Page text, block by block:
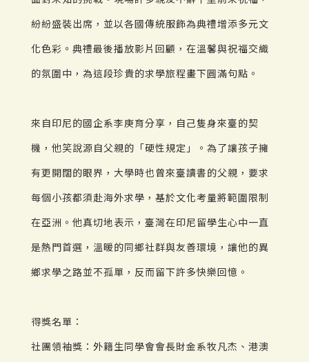
紛紛盛裝出席，並以各國傳統服飾為典禮增添多元文
化色彩。典禮最後播放影片回顧，在溫馨與祝福交織
的氛圍中，為這段珍貴的求學旅程畫下圓滿句點。
來自印尼的國企系李庚育分享，自己隻身來臺的契
機，他笑說源自父親的「硬性規定」。為了讓孩子擁
有更開闊的眼界，大學時也曾來臺讀書的父親，要求
每個小孩都須赴海外求學，基於文化考量將範圍限制
在亞洲。他真切地表示，臺灣在印尼留學生心中一直
是熱門首選，溫暖的同鄉社群與友善環境，讓他的異
鄉求學之路並不孤單，反而留下許多快樂回憶。
得獎名單：
社團領袖獎：外籍生同學會會長財金系牧凡杰、港澳